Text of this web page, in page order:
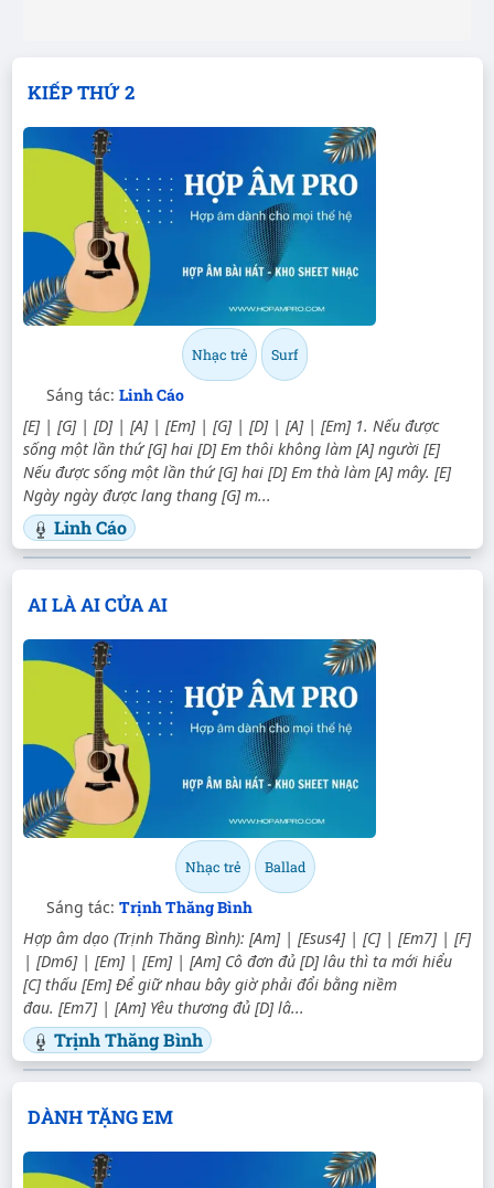
KIẾP THỨ 2
Nhạc trẻ Surf
Sáng tác: Linh Cáo
[E] | [G] | [D] | [A] | [Em] | [G] | [D] | [A] | [Em] 1. Nếu được
sống một lần thứ [G] hai [D] Em thôi không làm [A] người [E]
Nếu được sống một lần thứ [G] hai [D] Em thà làm [A] mây. [E]
Ngày ngày được lang thang [G] m...
Linh Cáo
AI LÀ AI CỦA AI
Nhạc trẻ Ballad
Sáng tác: Trịnh Thăng Bình
Hợp âm dạo (Trịnh Thăng Bình): [Am] | [Esus4] | [C] | [Em7] | [F]
| [Dm6] | [Em] | [Em] | [Am] Cô đơn đủ [D] lâu thì ta mới hiểu
[C] thấu [Em] Để giữ nhau bây giờ phải đổi bằng niềm
đau. [Em7] | [Am] Yêu thương đủ [D] lâ...
Trịnh Thăng Bình
DÀNH TẶNG EM